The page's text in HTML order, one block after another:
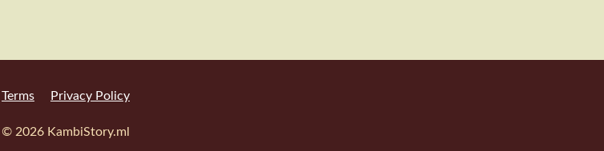
Terms Privacy Policy
© 2026 KambiStory.ml